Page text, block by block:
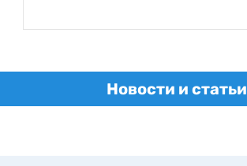
Гарантия:1 месяц
Новости и статьи